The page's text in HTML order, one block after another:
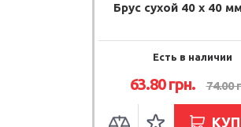
Брус сухой 40 х 40
Есть в наличии
63.80 грн. 74.00